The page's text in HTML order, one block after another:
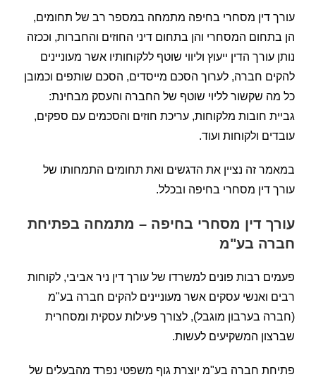
עורך דין מסחרי בחיפה מתמחה במספר רב של תחומים,
הן בתחום המסחרי והן בתחום דיני החוזים והחברות, וככזה
נותן עורך הדין ייעוץ וליווי שוטף ללקוחותיו אשר מעוניינים
להקים חברה, לערוך הסכם מייסדים, הסכם שותפים וכמובן
כל מה שקשור לליוי שוטף של החברה והעסק מבחינת:
גביית חובות מלקוחות, עריכת חוזים והסכמים עם ספקים,
עובדים ולקוחות ועוד.
במאמר זה נציין את הדגשים ואת תחומים התמחותו של
עורך דין מסחרי בחיפה ובכלל.
עורך דין מסחרי בחיפה – מתמחה בפתיחת
חברה בע"מ
פעמים רבות פונים למשרדו של עורך דין ניר אביבי, לקוחות
רבים ואנשי עסקים אשר מעוניינים להקים חברה בע"מ
(חברה בערבון מוגבל), לצורך פעילות עסקית ומסחרית
שברצון המשקיעים לעשות.
פתיחת חברה בע"מ יוצרת גוף משפטי נפרד מהבעלים של